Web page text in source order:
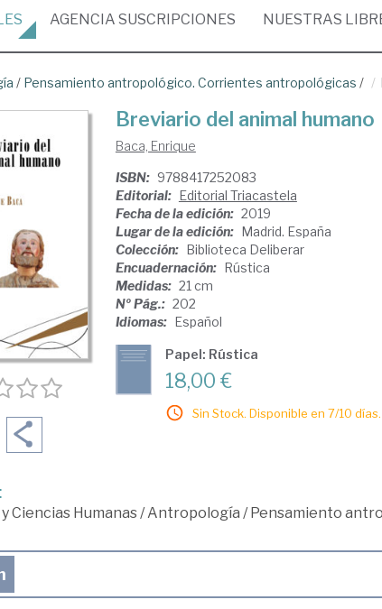
AGENCIA SUSCRIPCIONES NUESTRAS
/ Pensamiento antropológico. Corrientes antropológicas /
Breviario del animal humano
Baca, Enrique
ISBN: 9788417252083
Editorial: Editorial Triacastela
Fecha de la edición: 2019
Lugar de la edición: Madrid. España
Colección: Biblioteca Deliberar
Encuadernación: Rústica
Medidas: 21 cm
Nº Pág.: 202
Idiomas: Español
Papel: Rústica
18,00 €
Sin Stock. Disponible en 7/10 días.
Ciencias Humanas/Antropología /Pensamiento